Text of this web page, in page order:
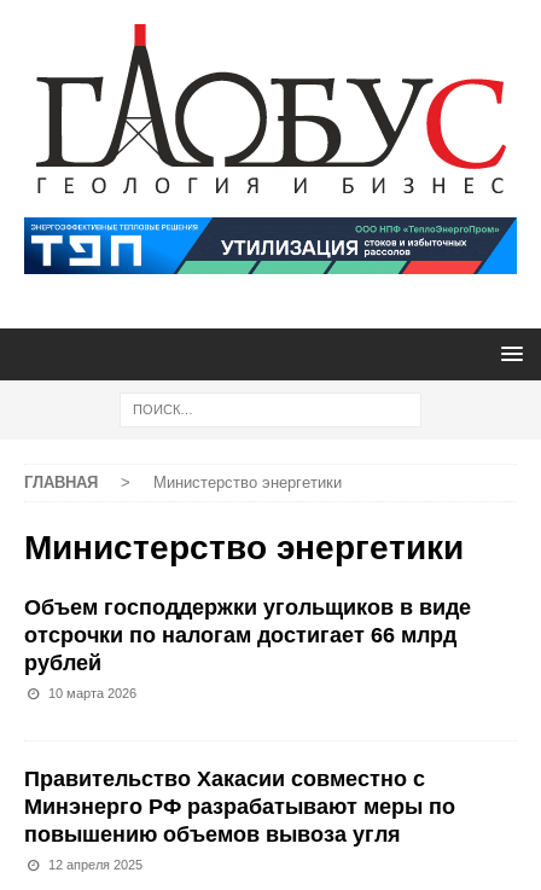
ГЛАВНАЯ > Министерство энергетики
Министерство энергетики
Объем господдержки угольщиков в виде
отсрочки по налогам достигает 66 млрд
рублей
10 марта 2026
Правительство Хакасии совместно с
Минэнерго РФ разрабатывают меры по
повышению объемов вывоза угля
12 апреля 2025